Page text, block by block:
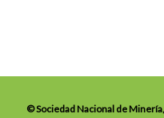
© Sociedad Nacional de